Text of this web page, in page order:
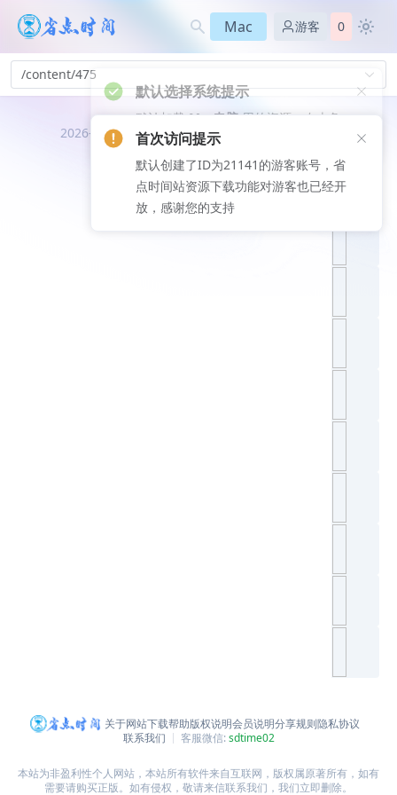
Mac 游客 0
/content/475
2026-08-07
关于网站下载帮助版权说明会员说明分享规则隐私协议
联系我们
客服微信:sdtime02
本站为非盈利性个人网站，本站所有软件来自互联网，版权属原著所有，如有
需要请购买正版。如有侵权，敬请来信联系我们，我们立即删除。
默认选择系统提示
默认加载 Mac电脑用的资源，右上角
可切换Windows或Mac系统
首次访问提示
默认创建了ID为21141的游客账号，省
点时间站资源下载功能对游客也已经开
放，感谢您的支持